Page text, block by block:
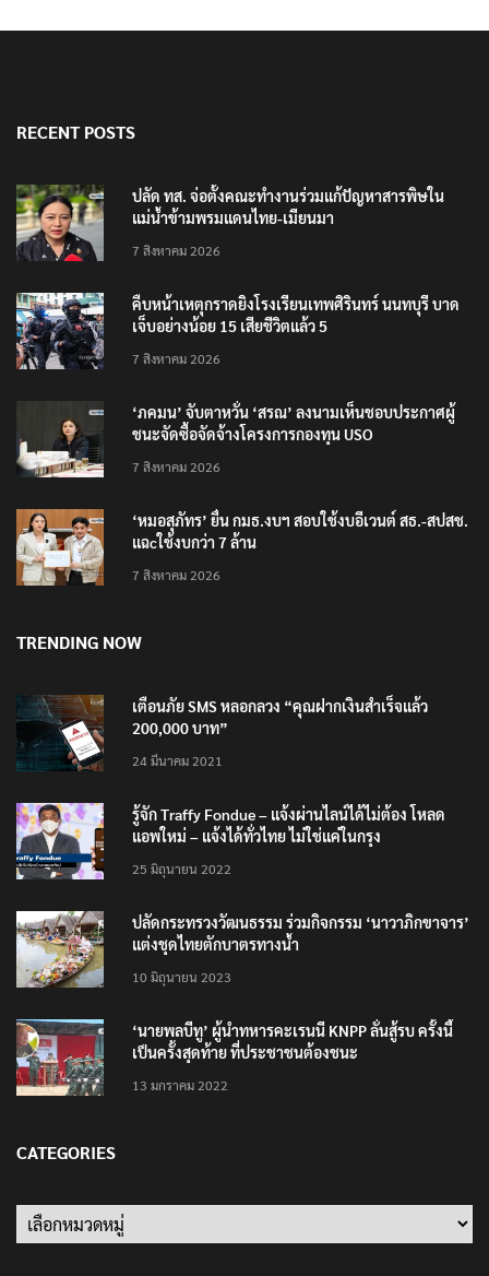
RECENT POSTS
ปลัด ทส. จ่อตั้งคณะทำงานร่วมแก้ปัญหาสารพิษใน
แม่น้ำข้ามพรมแดนไทย-เมียนมา
7 สิงหาคม 2026
คืบหน้าเหตุกราดยิงโรงเรียนเทพศิรินทร์ นนทบุรี บาด
เจ็บอย่างน้อย 15 เสียชีวิตแล้ว 5
7 สิงหาคม 2026
‘ภคมน’ จับตาหวั่น ‘สรณ’ ลงนามเห็นชอบประกาศผู้
ชนะจัดซื้อจัดจ้างโครงการกองทุน USO
7 สิงหาคม 2026
‘หมอสุภัทร’ ยื่น กมธ.งบฯ สอบใช้งบอีเวนต์ สธ.-สปสช.
แฉcใช้งบกว่า 7 ล้าน
7 สิงหาคม 2026
TRENDING NOW
เตือนภัย SMS หลอกลวง “คุณฝากเงินสำเร็จแล้ว
200,000 บาท”
24 มีนาคม 2021
รู้จัก Traffy Fondue – แจ้งผ่านไลน์ได้ไม่ต้อง โหลด
แอพใหม่ – แจ้งได้ทั่วไทย ไม่ใช่แค่ในกรุง
25 มิถุนายน 2022
ปลัดกระทรวงวัฒนธรรม ร่วมกิจกรรม ‘นาวาภิกขาจาร’
แต่งชุดไทยตักบาตรทางน้ำ
10 มิถุนายน 2023
‘นายพลบีทู’ ผู้นำทหารคะเรนนี KNPP ลั่นสู้รบ ครั้งนี้
เป็นครั้งสุดท้าย ที่ประชาชนต้องชนะ
13 มกราคม 2022
CATEGORIES
Categories